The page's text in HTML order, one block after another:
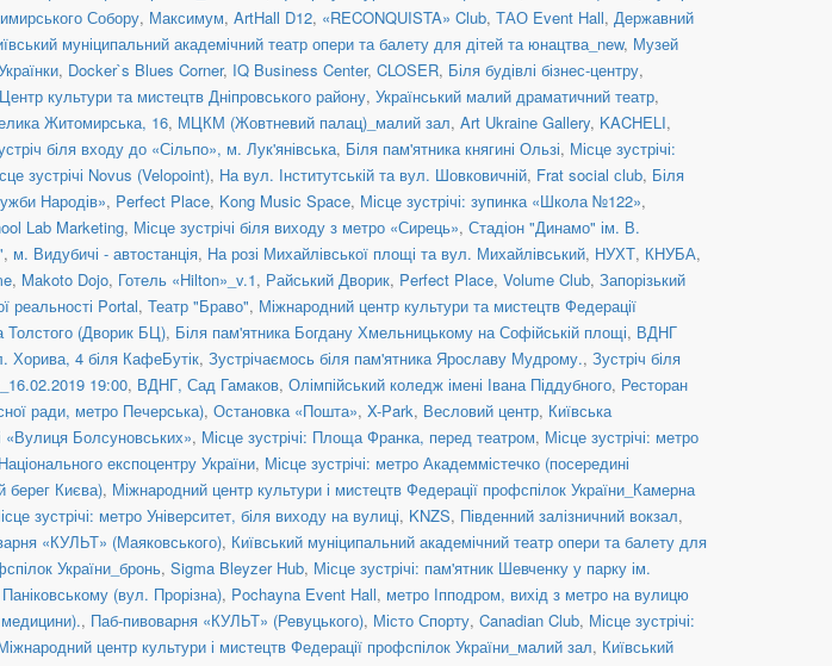
Собору, Максимум, ArtHall D12, «RECONQUISTA» Club, ТАО Event Hall, Державний
муніципальний академічний театр опери та балету для дітей та юнацтва_new, Музей
, Docker`s Blues Corner, IQ Business Center, CLOSER, Біля будівлі бізнес-центру,
Центр культури та мистецтв Дніпровського району, Український малий драматичний театр,
Житомирська, 16, МЦКМ (Жовтневий палац)_малий зал, Art Ukraine Gallery, KACHELI,
біля входу до «Сільпо», м. Лук'янівська, Біля пам'ятника княгині Ользі, Місце зустрічі:
зустрічі Novus (Velopoint), На вул. Інститутській та вул. Шовковичній, Frat social сlub, Біля
Народів», Perfect Place, Kong Music Space, Місце зустрічі: зупинка «Школа №122»,
Lab Marketing, Місце зустрічі біля виходу з метро «Сирець», Стадіон "Динамо" ім. В.
, м. Видубичі - автостанція, На розі Михайлівської площі та вул. Михайлівський, НУХТ, КНУБА,
, Makoto Dojo, Готель «Hilton»_v.1, Райський Дворик, Perfect Place, Volume Club, Запорізький
реальності Portal, Театр "Браво", Міжнародний центр культури та мистецтв Федерації
Толстого (Дворик БЦ), Біля пам'ятника Богдану Хмельницькому на Софійській площі, ВДНГ
Хорива, 4 біля КафеБутік, Зустрічаємось біля пам'ятника Ярославу Мудрому., Зустріч біля
19:00, ВДНГ, Сад Гамаков, Олімпійський коледж імені Івана Піддубного, Ресторан
ради, метро Печерська), Остановка «Пошта», X-Park, Весловий центр, Київська
«Вулиця Болсуновських», Місце зустрічі: Площа Франка, перед театром, Місце зустрічі: метро
експоцентру України, Місце зустрічі: метро Академмістечко (посередині
берег Києва), Міжнародний центр культури і мистецтв Федерації профспілок України_Камерна
зустрічі: метро Університет, біля виходу на вулиці, KNZS, Південний залізничний вокзал,
«КУЛЬТ» (Маяковського), Київський муніципальний академічний театр опери та балету для
України_бронь, Sigma Bleyzer Hub, Місце зустрічі: пам'ятник Шевченку у парку ім.
(вул. Прорізна), Pochayna Event Hall, метро Іпподром, вихід з метро на вулицю
, Паб-пивоварня «КУЛЬТ» (Ревуцького), Місто Спорту, Canadian Club, Місце зустрічі:
центр культури і мистецтв Федерації профспілок України_малий зал, Київський